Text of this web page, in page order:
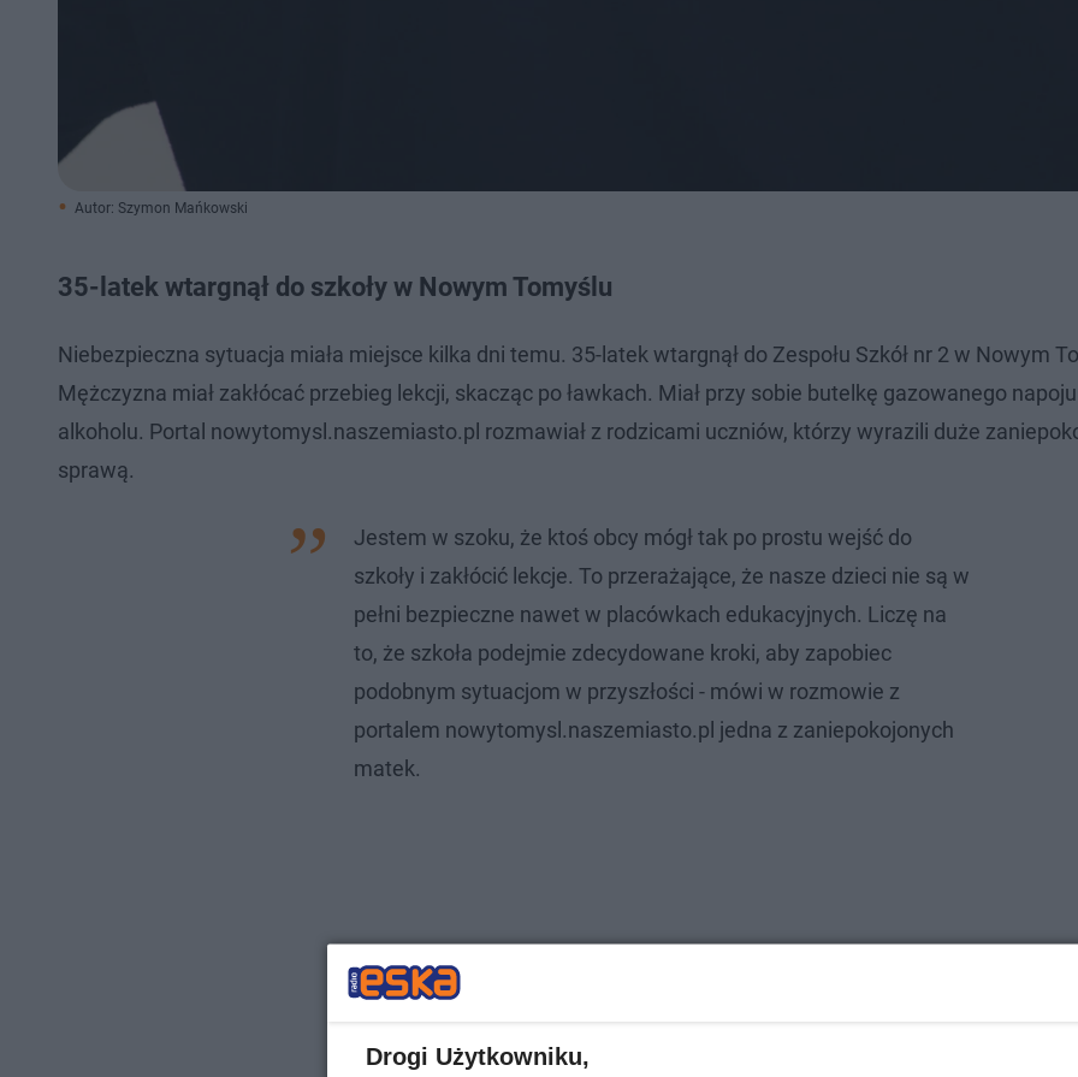
Autor: Szymon Mańkowski
35-latek wtargnął do szkoły w Nowym Tomyślu
Niebezpieczna sytuacja miała miejsce kilka dni temu. 35-latek wtargnął do Zespołu Szkół nr 2 w Nowym
Mężczyzna miał zakłócać przebieg lekcji, skacząc po ławkach. Miał przy sobie butelkę gazowanego
alkoholu. Portal nowytomysl.naszemiasto.pl rozmawiał z rodzicami uczniów, którzy wyrazili duże
sprawą.
Jestem w szoku, że ktoś obcy mógł tak po prostu wejść do
szkoły i zakłócić lekcje. To przerażające, że nasze dzieci nie są w
pełni bezpieczne nawet w placówkach edukacyjnych. Liczę na
to, że szkoła podejmie zdecydowane kroki, aby zapobiec
podobnym sytuacjom w przyszłości - mówi w rozmowie z
portalem nowytomysl.naszemiasto.pl jedna z zaniepokojonych
matek.
Drogi Użytkowniku,